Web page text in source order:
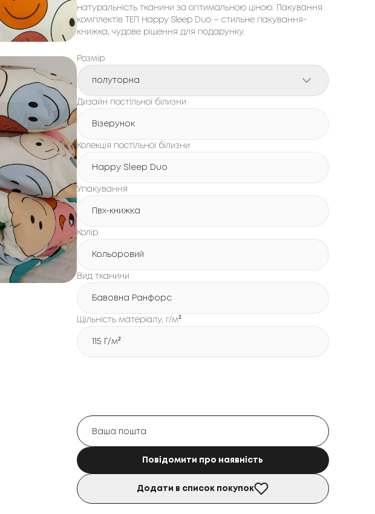
натуральність тканини за оптимальною ціною. Пакування
комплектів ТЕП Happy Sleep
Duo – стильне пакування-
книжка, чудове рішення для подарунку.
Розмір
полуторна
Дизайн постільної білизни
Візерунок
Колекція постільної білизни
Happy Sleep Duo
Упакування
Пвх-книжка
Колір
Кольоровий
Вид тканини
Бавовна Ранфорс
Щільність матеріалу, г/м²
115 Г/м²
Повідомити про наявність
Додати в список покупок